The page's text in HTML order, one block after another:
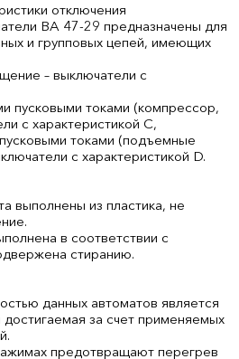
отключения
ВА 47-29 предназначены для
и групповых цепей, имеющих
– выключатели с
пусковыми токами (компрессор,
с характеристикой C,
токами (подъемные
с характеристикой D.
выполнены из пластика, не
в соответствии с
стиранию.
данных автоматов является
за счет применяемых
предотвращают перегрев